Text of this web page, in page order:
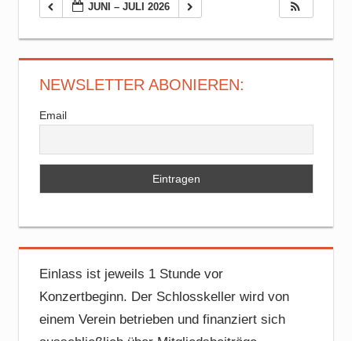
JUNI – JULI 2026
NEWSLETTER ABONIEREN:
Email
Einlass ist jeweils 1 Stunde vor
Konzertbeginn. Der Schlosskeller wird von
einem Verein betrieben und finanziert sich